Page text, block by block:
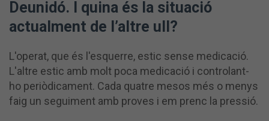
Deunidó. I quina és la situació
actualment de l’altre ull?
L'operat, que és l'esquerre, estic sense medicació.
L'altre estic amb molt poca medicació i controlant-
ho periòdicament. Cada quatre mesos més o menys
faig un seguiment amb proves i em prenc la pressió.